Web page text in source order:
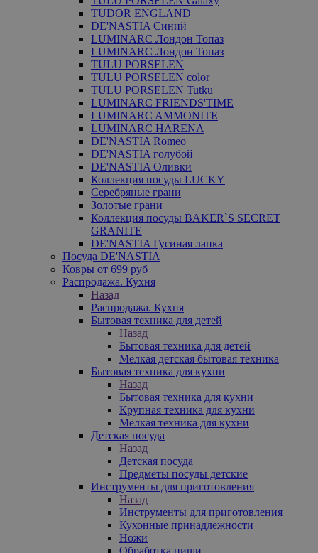
TUDOR ENGLAND
DE'NASTIA Синий
LUMINARC Лондон Топаз
LUMINARC Лондон Топаз
TULU PORSELEN
TULU PORSELEN color
TULU PORSELEN Tutku
LUMINARC FRIENDS'TIME
LUMINARC AMMONITE
LUMINARC HARENA
DE'NASTIA Romeo
DE'NASTIA голубой
DE'NASTIA Оливки
Коллекция посуды LUCKY
Серебряные грани
Золотые грани
Коллекция посуды BAKER`S SECRET
GRANITE
DE'NASTIA Гусиная лапка
Посуда DE'NASTIA
Ковры от 699 руб
Распродажа. Кухня
Назад
Распродажа. Кухня
Бытовая техника для детей
Назад
Бытовая техника для детей
Мелкая детская бытовая техника
Бытовая техника для кухни
Назад
Бытовая техника для кухни
Крупная техника для кухни
Мелкая техника для кухни
Детская посуда
Назад
Детская посуда
Предметы посуды детские
Инструменты для приготовления
Назад
Инструменты для приготовления
Кухонные принадлежности
Ножи
Обработка пищи